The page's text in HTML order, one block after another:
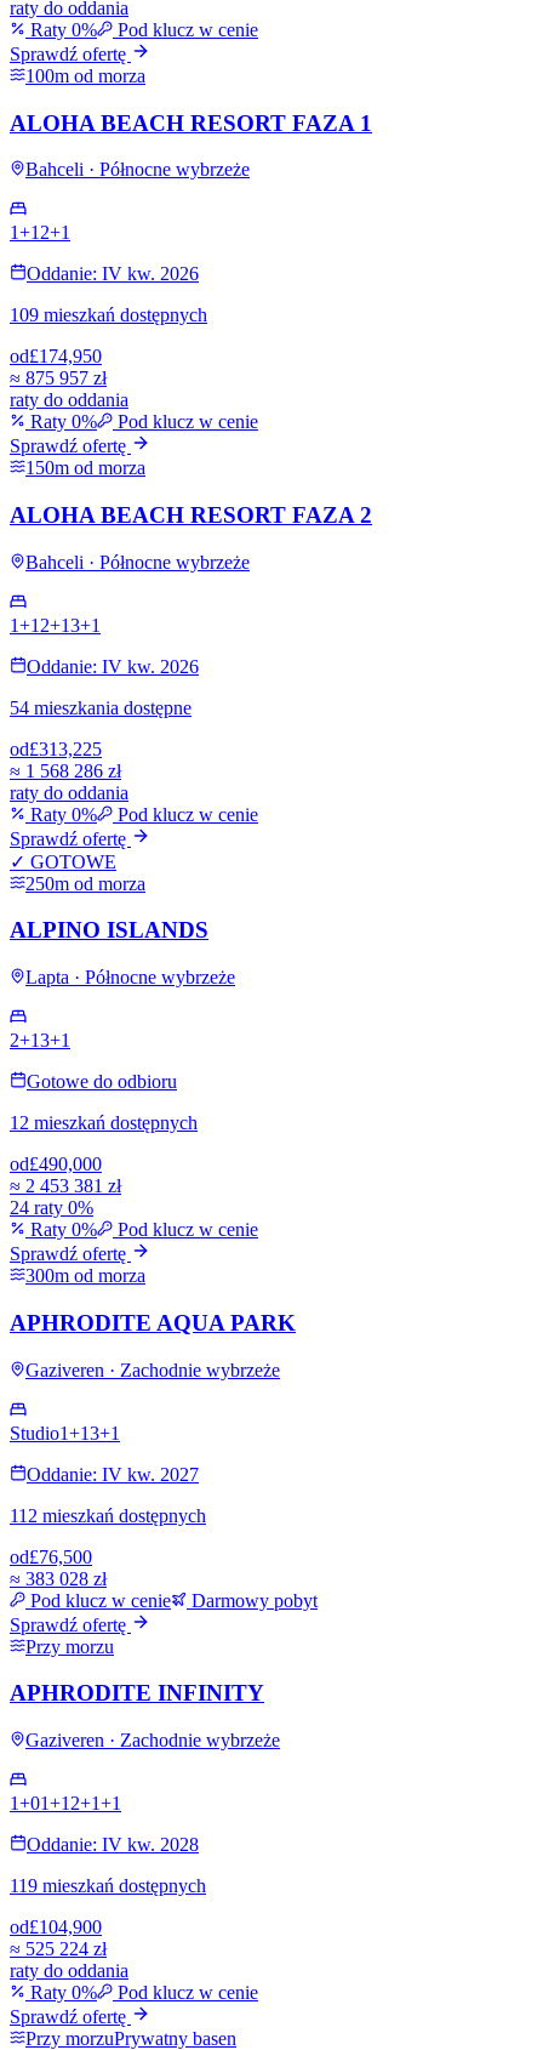
raty do oddania
Raty 0%
Pod klucz w cenie
Sprawdź ofertę
100m od morza
ALOHA BEACH RESORT FAZA 1
Bahceli · Północne wybrzeże
1+1 2+1
Oddanie: IV kw. 2026
109 mieszkań dostępnych
od£174,950
≈ 875 957 zł
raty do oddania
Raty 0%
Pod klucz w cenie
Sprawdź ofertę
150m od morza
ALOHA BEACH RESORT FAZA 2
Bahceli · Północne wybrzeże
1+1 2+13+1
Oddanie: IV kw. 2026
54 mieszkania dostępne
od£313,225
≈ 1 568 286 zł
raty do oddania
Raty 0%
Pod klucz w cenie
Sprawdź ofertę
✓ GOTOWE
250m od morza
ALPINO ISLANDS
Lapta · Północne wybrzeże
2+13+1
Gotowe do odbioru
12 mieszkań dostępnych
od£490,000
≈ 2 453 381 zł
24 raty 0%
Raty 0%
Pod klucz w cenie
Sprawdź ofertę
300m od morza
APHRODITE AQUA PARK
Gaziveren · Zachodnie wybrzeże
Studio1+13+1
Oddanie: IV kw. 2027
112 mieszkań dostępnych
od£76,500
≈ 383 028 zł
Pod klucz w cenie
Darmowy pobyt
Sprawdź ofertę
Przy morzu
APHRODITE INFINITY
Gaziveren · Zachodnie wybrzeże
1+01+1 2+1+1
Oddanie: IV kw. 2028
119 mieszkań dostępnych
od£104,900
≈ 525 224 zł
raty do oddania
Raty 0%
Pod klucz w cenie
Sprawdź ofertę
Przy morzuPrywatny basen